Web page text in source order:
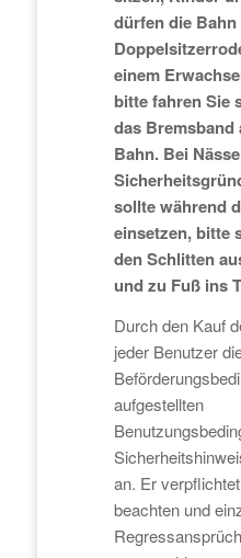
dürfen die
einem
bitte fahren Sie
das Bremsband
Bahn. Bei
sollte während
einsetzen, bitte
den Schlitten
und zu Fuß ins
Durch den Kauf
jeder Benutzer
aufgestellten
an. Er
beachten und